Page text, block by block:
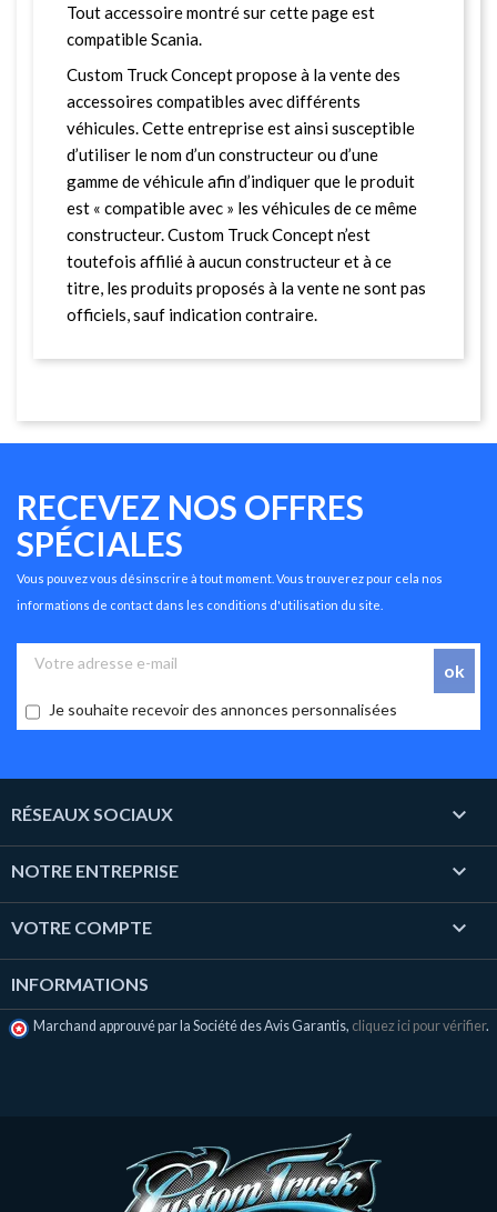
Tout accessoire montré sur cette page est
compatible Scania.
Custom Truck Concept propose à la vente des
accessoires compatibles avec différents
véhicules. Cette entreprise est ainsi susceptible
d’utiliser le nom d’un constructeur ou d’une
gamme de véhicule afin d’indiquer que le produit
est « compatible avec » les véhicules de ce même
constructeur. Custom Truck Concept n’est
toutefois affilié à aucun constructeur et à ce
titre, les produits proposés à la vente ne sont pas
officiels, sauf indication contraire.
RECEVEZ NOS OFFRES
SPÉCIALES
Vous pouvez vous désinscrire à tout moment. Vous trouverez pour cela nos
informations de contact dans les conditions d'utilisation du site.
Je souhaite recevoir des annonces personnalisées
RÉSEAUX SOCIAUX 
NOTRE ENTREPRISE 
VOTRE COMPTE 
INFORMATIONS
Marchand approuvé par la Société des Avis Garantis, cliquez ici pour vérifier.